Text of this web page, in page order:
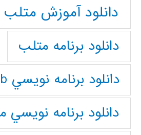
دانلود آموزش متلب
دانلود برنامه متلب
دانلود برنامه نويسي Matlab
دانلود برنامه نويسي